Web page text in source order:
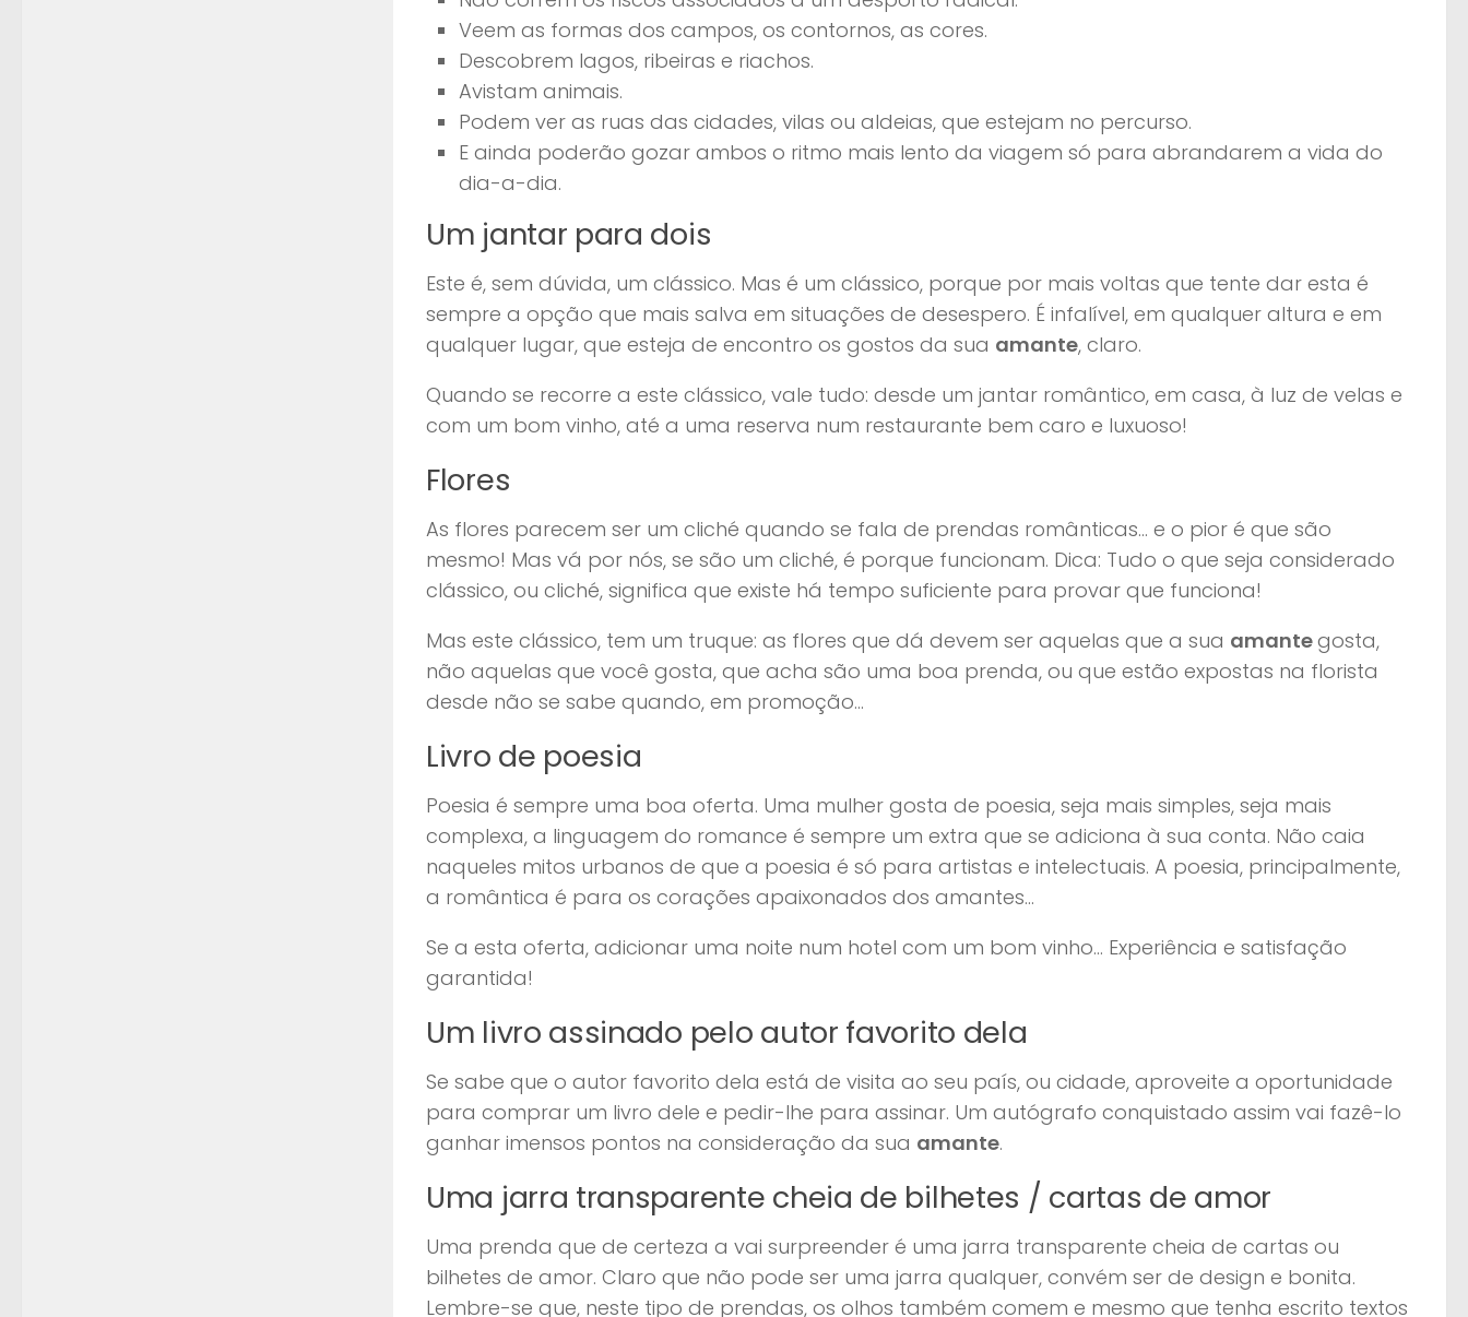
Veem as formas dos campos, os contornos, as cores.
Descobrem lagos, ribeiras e riachos.
Avistam animais.
Podem ver as ruas das cidades, vilas ou aldeias, que estejam no percurso.
E ainda poderão gozar ambos o ritmo mais lento da viagem só para abrandarem a vida do
dia-a-dia.
Um jantar para dois
Este é, sem dúvida, um clássico. Mas é um clássico, porque por mais voltas que tente dar esta é
sempre a opção que mais salva em situações de desespero. É infalível, em qualquer altura e em
qualquer lugar, que esteja de encontro os gostos da sua amante, claro.
Quando se recorre a este clássico, vale tudo: desde um jantar romântico, em casa, à luz de velas e
com um bom vinho, até a uma reserva num restaurante bem caro e luxuoso!
Flores
As flores parecem ser um cliché quando se fala de prendas românticas… e o pior é que são
mesmo! Mas vá por nós, se são um cliché, é porque funcionam. Dica: Tudo o que seja considerado
clássico, ou cliché, significa que existe há tempo suficiente para provar que funciona!
Mas este clássico, tem um truque: as flores que dá devem ser aquelas que a sua amantegosta,
não aquelas que você gosta, que acha são uma boa prenda, ou que estão expostas na florista
desde não se sabe quando, em promoção…
Livro de poesia
Poesia é sempre uma boa oferta. Uma mulher gosta de poesia, seja mais simples, seja mais
complexa, a linguagem do romance é sempre um extra que se adiciona à sua conta. Não caia
naqueles mitos urbanos de que a poesia é só para artistas e intelectuais. A poesia, principalmente,
a romântica é para os corações apaixonados dos amantes…
Se a esta oferta, adicionar uma noite num hotel com um bom vinho… Experiência e satisfação
garantida!
Um livro assinado pelo autor favorito dela
Se sabe que o autor favorito dela está de visita ao seu país, ou cidade, aproveite a oportunidade
para comprar um livro dele e pedir-lhe para assinar. Um autógrafo conquistado assim vai fazê-lo
ganhar imensos pontos na consideração da sua amante.
Uma jarra transparente cheia de bilhetes / cartas de amor
Uma prenda que de certeza a vai surpreender é uma jarra transparente cheia de cartas ou
bilhetes de amor. Claro que não pode ser uma jarra qualquer, convém ser de design e bonita.
Lembre-se que, neste tipo de prendas, os olhos também comem e mesmo que tenha escrito textos